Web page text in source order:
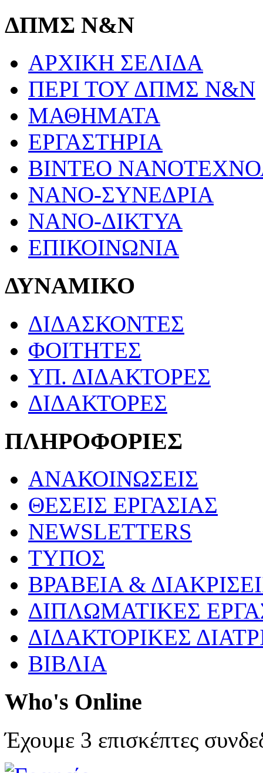
ΔΠΜΣ Ν&Ν
ΑΡΧΙΚΗ ΣΕΛΙΔΑ
ΠΕΡΙ ΤΟΥ ΔΠΜΣ Ν&Ν
ΜΑΘΗΜΑΤΑ
ΕΡΓΑΣΤΗΡΙΑ
ΒΙΝΤΕΟ
ΝΑΝΟ-ΣΥΝΕΔΡΙΑ
ΝΑΝΟ-ΔΙΚΤΥΑ
ΕΠΙΚΟΙΝΩΝΙΑ
ΔΥΝΑΜΙΚΟ
ΔΙΔΑΣΚΟΝΤΕΣ
ΦΟΙΤΗΤΕΣ
ΥΠ. ΔΙΔΑΚΤΟΡΕΣ
ΔΙΔΑΚΤΟΡΕΣ
ΠΛΗΡΟΦΟΡΙΕΣ
ΑΝΑΚΟΙΝΩΣΕΙΣ
ΘΕΣΕΙΣ ΕΡΓΑΣΙΑΣ
NEWSLETTERS
ΤΥΠΟΣ
ΒΡΑΒΕΙΑ &
ΔΙΠΛΩΜΑΤΙΚΕΣ
ΔΙΔΑΚΤΟΡΙΚΕΣ
ΒΙΒΛΙΑ
Who's Online
Έχουμε 3 επισκέπτες